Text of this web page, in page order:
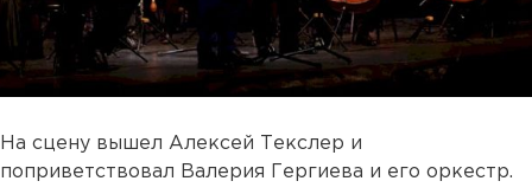
На сцену вышел Алексей Текслер и
поприветствовал Валерия Гергиева и его оркестр.